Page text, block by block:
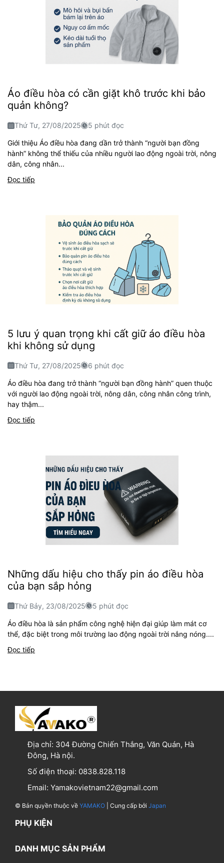
Áo điều hòa có cần giặt khô trước khi bảo
quản không?
Thứ Tư, 27/08/2025 5 phút đọc
Giới thiệu Áo điều hòa đang dần trở thành “người bạn đồng
hành” không thể thiếu của nhiều người lao động ngoài trời, nông
dân, công nhân...
Đọc tiếp
5 lưu ý quan trọng khi cất giữ áo điều hòa
khi không sử dụng
Thứ Tư, 27/08/2025 6 phút đọc
Áo điều hòa đang trở thành “người bạn đồng hành” quen thuộc
với người lao động ngoài trời, nông dân, công nhân công trình,
hay thậm...
Đọc tiếp
Những dấu hiệu cho thấy pin áo điều hòa
của bạn sắp hỏng
Thứ Bảy, 23/08/2025 5 phút đọc
Áo điều hòa là sản phẩm công nghệ hiện đại giúp làm mát cơ
thể, đặc biệt trong môi trường lao động ngoài trời nắng nóng....
Đọc tiếp
Địa chỉ: 304 Đường Chiến Thắng, Văn Quán, Hà
Đông, Hà nội.
Số điện thoại: 0838.828.118
Email: Yamakovietnam22@gmail.com
© Bản quyền thuộc về YAMAKO | Cung cấp bởi Japan
PHỤ KIỆN
DANH MỤC SẢN PHẨM